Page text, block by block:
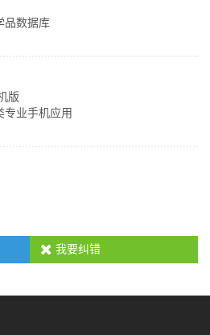
品数据库
版
专业手机应用
我要纠错